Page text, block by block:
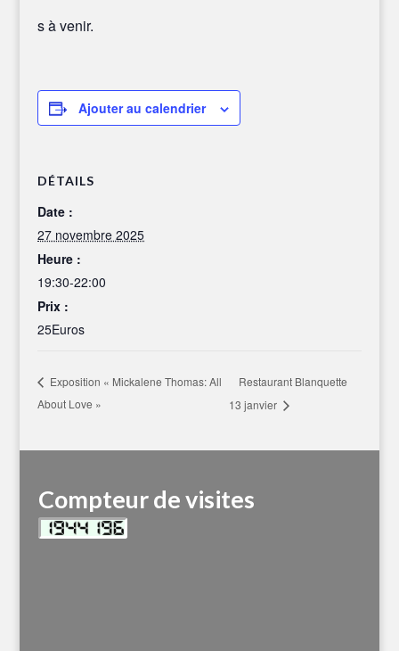
s à venir.
Ajouter au calendrier
DÉTAILS
Date :
27 novembre 2025
Heure :
19:30-22:00
Prix :
25Euros
Exposition « Mickalene Thomas: All
About Love »
Restaurant Blanquette
13 janvier
Compteur de visites